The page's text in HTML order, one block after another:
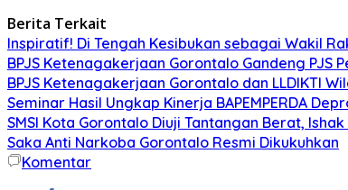
Berita Terkait
Inspiratif! Di Tengah Kesibukan sebagai Wakil
BPJS Ketenagakerjaan Gorontalo Gandeng PJS
BPJS Ketenagakerjaan Gorontalo dan LLDIKTI
Seminar Hasil Ungkap Kinerja BAPEMPERDA
SMSI Kota Gorontalo Diuji Tantangan Berat,
Saka Anti Narkoba Gorontalo Resmi Dikukuhkan
Komentar